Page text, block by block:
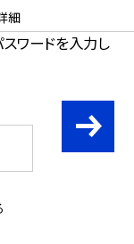
細
ワードを入力し